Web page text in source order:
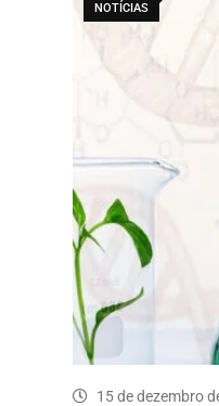
NOTÍCIAS
15 de dezembro